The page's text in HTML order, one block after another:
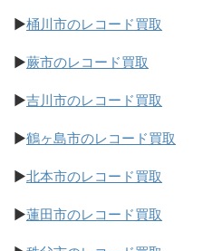
▶桶川市のレコード買取
▶蕨市のレコード買取
▶吉川市のレコード買取
▶鶴ヶ島市のレコード買取
▶北本市のレコード買取
▶蓮田市のレコード買取